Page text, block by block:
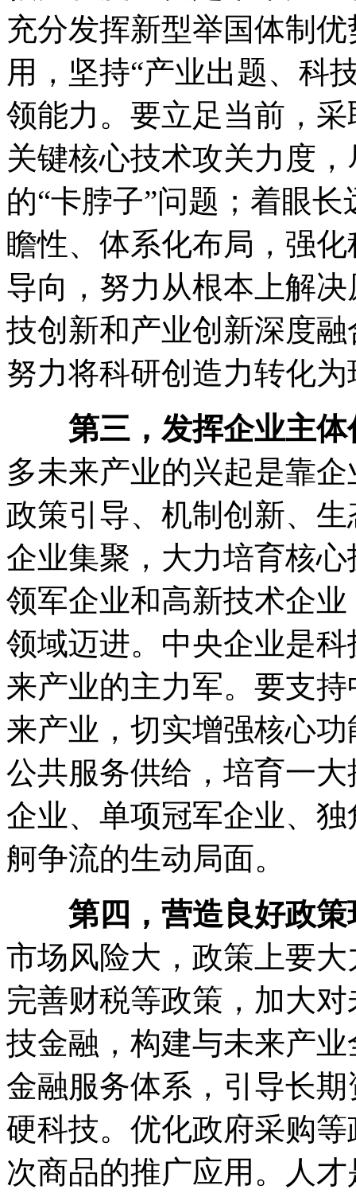
充分发挥新型举国体制
用，坚持“产业出题、科
领能力。要立足当前，
关键核心技术攻关力度
的“卡脖子”问题；着眼
瞻性、体系化布局，强
导向，努力从根本上解
技创新和产业创新深度
努力将科研创造力转化
第三，发挥企业主体
多未来产业的兴起是靠
政策引导、机制创新、
企业集聚，大力培育核
领军企业和高新技术企
领域迈进。中央企业是
来产业的主力军。要支
来产业，切实增强核心
公共服务供给，培育一
企业、单项冠军企业、
舸争流的生动局面。
第四，营造良好政策
市场风险大，政策上要
完善财税等政策，加大
技金融，构建与未来产
金融服务体系，引导长
硬科技。优化政府采购
次商品的推广应用。人